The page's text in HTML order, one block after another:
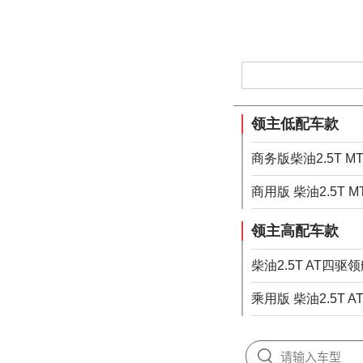
领主低配车款
商务版柴油2.5T
商用版 柴油2.5T
领主高配车款
柴油2.5T AT四驱
乘用版 柴油2.5T